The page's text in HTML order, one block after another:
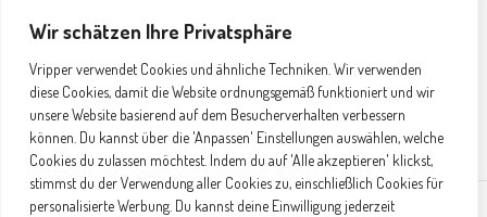
Wir schätzen Ihre Privatsphäre
Vripper verwendet Cookies und ähnliche Techniken. Wir verwenden
diese Cookies, damit die Website ordnungsgemäß funktioniert und wir
unsere Website basierend auf dem Besucherverhalten verbessern
können. Du kannst über die 'Anpassen' Einstellungen auswählen, welche
Cookies du zulassen möchtest. Indem du auf 'Alle akzeptieren' klickst,
stimmst du der Verwendung aller Cookies zu, einschließlich Cookies für
personalisierte Werbung. Du kannst deine Einwilligung jederzeit
Über Vripper
Unser Team
B2B Anfragen